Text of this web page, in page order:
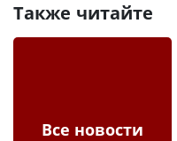
Также читайте
Все новости